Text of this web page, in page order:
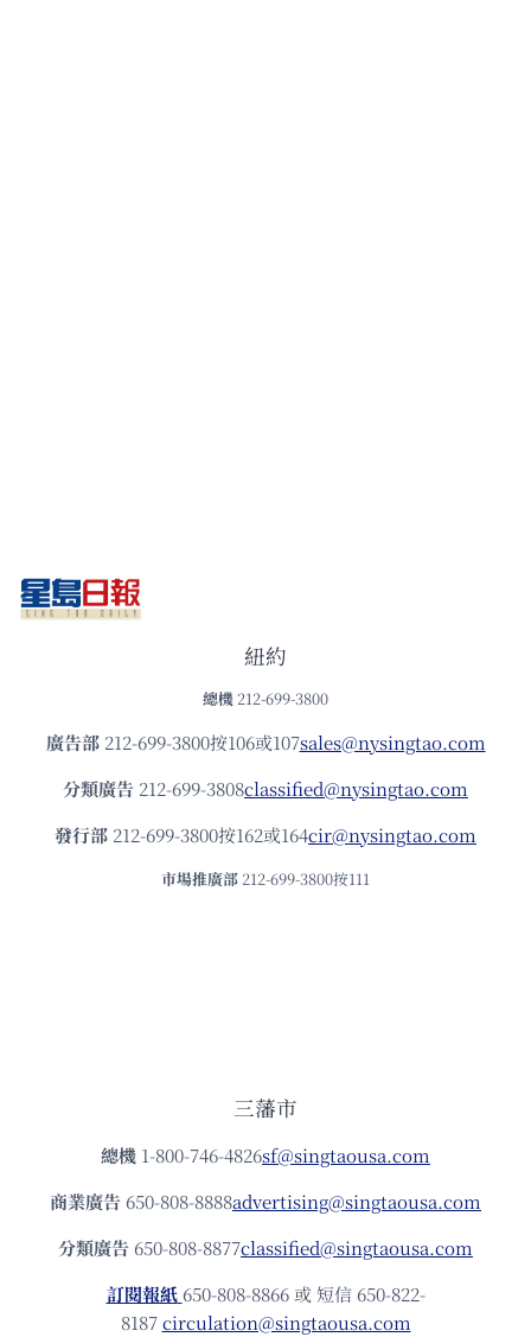
紐約
總機 212-699-3800
廣告部212-699-3800按106或107sales@nysingtao.com
分類廣告 212-699-3808classified@nysingtao.com
發⾏部 212-699-3800按162或164cir@nysingtao.com
市場推廣部 212-699-3800按111
三藩市
總機 1-800-746-4826sf@singtaousa.com
商業廣告 650-808-8888advertising@singtaousa.com
分類廣告 650-808-8877classified@singtaousa.com
訂閱報紙 650-808-8866 或 短信 650-822-
8187circulation@singtaousa.com